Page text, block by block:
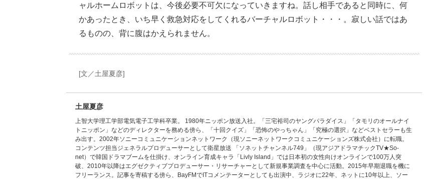
ャルホームロボットは、今後必要不可欠になっていきますね。話し相手であると同時に、何
かあったとき、いち早く救急対応をしてくれるバーチャルロボット・・・。寂しい話ではあ
るものの、背に腹はかえられません。
[文／土屋夏彦]
土屋夏彦
上智大学理工学部電気電子工学科卒業。 1980年ニッポン放送入社。「三宅裕司のヤングパラダイス」「タモリのオールナイ
トニッポン」などのディレクターを務める傍ら、「十回クイズ」「恐怖のやっちゃん」「究極の選択」などベストセラーも生
み出す。2002年ソニーコミュニケーションネットワーク（現ソニーネットワークコミュニケーションズ株式会社）に転職。
コンテンツ担当ジェネラルプロデューサーとして衛星放送 「ソネットチャンネル749」（現アジアドラマチックTV★So-
net）で韓国ドラマブームを仕掛け、オンライン育成キャラ「Livly Island」では日本初の女性向けオンラインで100万人突
破、2010年以降はエグゼクティブプロデューサー・リサーチャーとして新規事業調査を中心に活動。2015年早期退職を機に
フリーランス。記事を寄稿する傍ら、BayFMでITコメンテーターとしても出演中、ラジオに22年、ネットに10年以上、ソー